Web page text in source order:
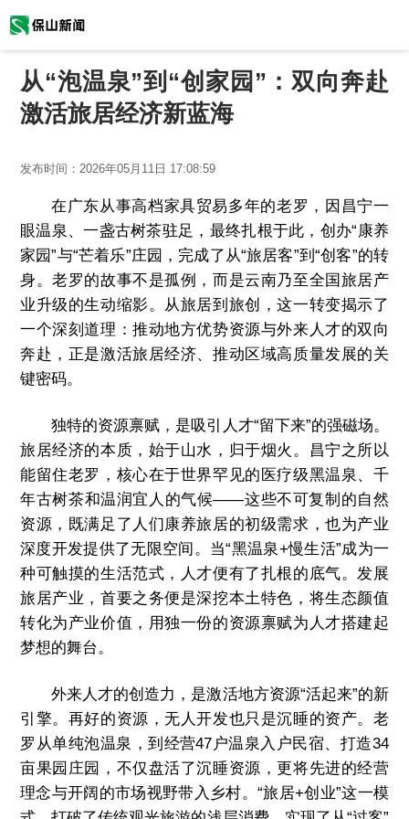
从“泡温泉”到“创家园”：双向奔赴
激活旅居经济新蓝海
发布时间： 2026年05月11日 17:08:59
在广东从事高档家具贸易多年的老罗，因昌宁一
眼温泉、一盏古树茶驻足，最终扎根于此，创办“康养
家园”与“芒着乐”庄园，完成了从“旅居客”到“创客”的转
身。老罗的故事不是孤例，而是云南乃至全国旅居产
业升级的生动缩影。从旅居到旅创，这一转变揭示了
一个深刻道理：推动地方优势资源与外来人才的双向
奔赴，正是激活旅居经济、推动区域高质量发展的关
键密码。
独特的资源禀赋，是吸引人才“留下来”的强磁场。
旅居经济的本质，始于山水，归于烟火。昌宁之所以
能留住老罗，核心在于世界罕见的医疗级黑温泉、千
年古树茶和温润宜人的气候——这些不可复制的自然
资源，既满足了人们康养旅居的初级需求，也为产业
深度开发提供了无限空间。当“黑温泉+慢生活”成为一
种可触摸的生活范式，人才便有了扎根的底气。发展
旅居产业，首要之务便是深挖本土特色，将生态颜值
转化为产业价值，用独一份的资源禀赋为人才搭建起
梦想的舞台。
外来人才的创造力，是激活地方资源“活起来”的新
引擎。再好的资源，无人开发也只是沉睡的资产。老
罗从单纯泡温泉，到经营47户温泉入户民宿、打造34
亩果园庄园，不仅盘活了沉睡资源，更将先进的经营
理念与开阔的市场视野带入乡村。“旅居+创业”这一模